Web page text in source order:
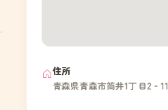
住所
青森県青森市筒井1丁目2‐11